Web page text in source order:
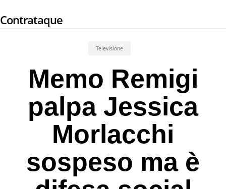
to
Contrataque
Televisione
Memo Remigi
palpa Jessica
Morlacchi
sospeso ma è